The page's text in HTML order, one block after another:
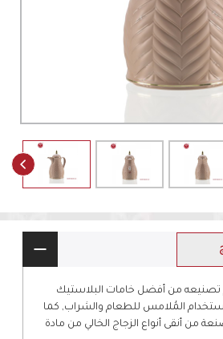
تصنيعه من أفضل خامات البلاستيك
المُلامس للطعام والشراب, كما
من أنقى أنواع الزجاج الخالي من مادة